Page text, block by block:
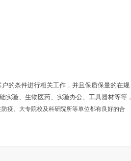
的条件进行相关工作，并且保质保量的在规
实验、生物医药、实验办公、工具器材等等 ，
疫、大专院校及科研院所等单位都有良好的合